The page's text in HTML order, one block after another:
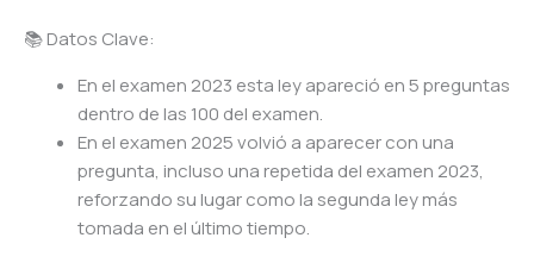
📚 Datos Clave:
En el examen 2023 esta ley apareció en 5 preguntas
dentro de las 100 del examen.
En el examen 2025 volvió a aparecer con una
pregunta, incluso una repetida del examen 2023,
reforzando su lugar como la segunda ley más
tomada en el último tiempo.